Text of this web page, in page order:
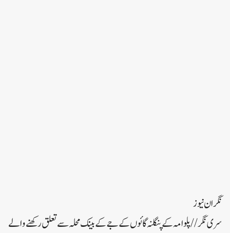
نگران نیوز
سری نگر//پلوامہ کے پنگلنہ گائوں کے جے کے بینک محلہ سے تعلق رکھنے والے